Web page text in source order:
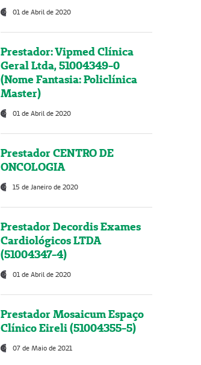
01 de Abril de 2020
Prestador: Vipmed Clínica
Geral Ltda, 51004349-0
(Nome Fantasia: Policlínica
Master)
01 de Abril de 2020
Prestador CENTRO DE
ONCOLOGIA
15 de Janeiro de 2020
Prestador Decordis Exames
Cardiológicos LTDA
(51004347-4)
01 de Abril de 2020
Prestador Mosaicum Espaço
Clínico Eireli (51004355-5)
07 de Maio de 2021